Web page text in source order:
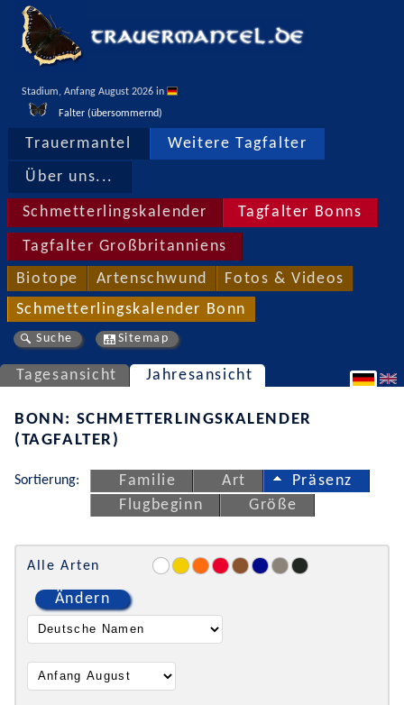
Stadium, Anfang August 2026 in
Falter (übersommernd)
Trauermantel Weitere Tagfalter
Über uns...
Schmetterlingskalender Tagfalter Bonns
Tagfalter Großbritanniens
Biotope Artenschwund Fotos & Videos
Schmetterlingskalender Bonn
Suche Sitemap
Tagesansicht Jahresansicht
BONN: SCHMETTERLINGSKALENDER
(TAGFALTER)
Sortierung: Familie Art
Präsenz
Flugbeginn
Größe
Alle Arten
Ändern